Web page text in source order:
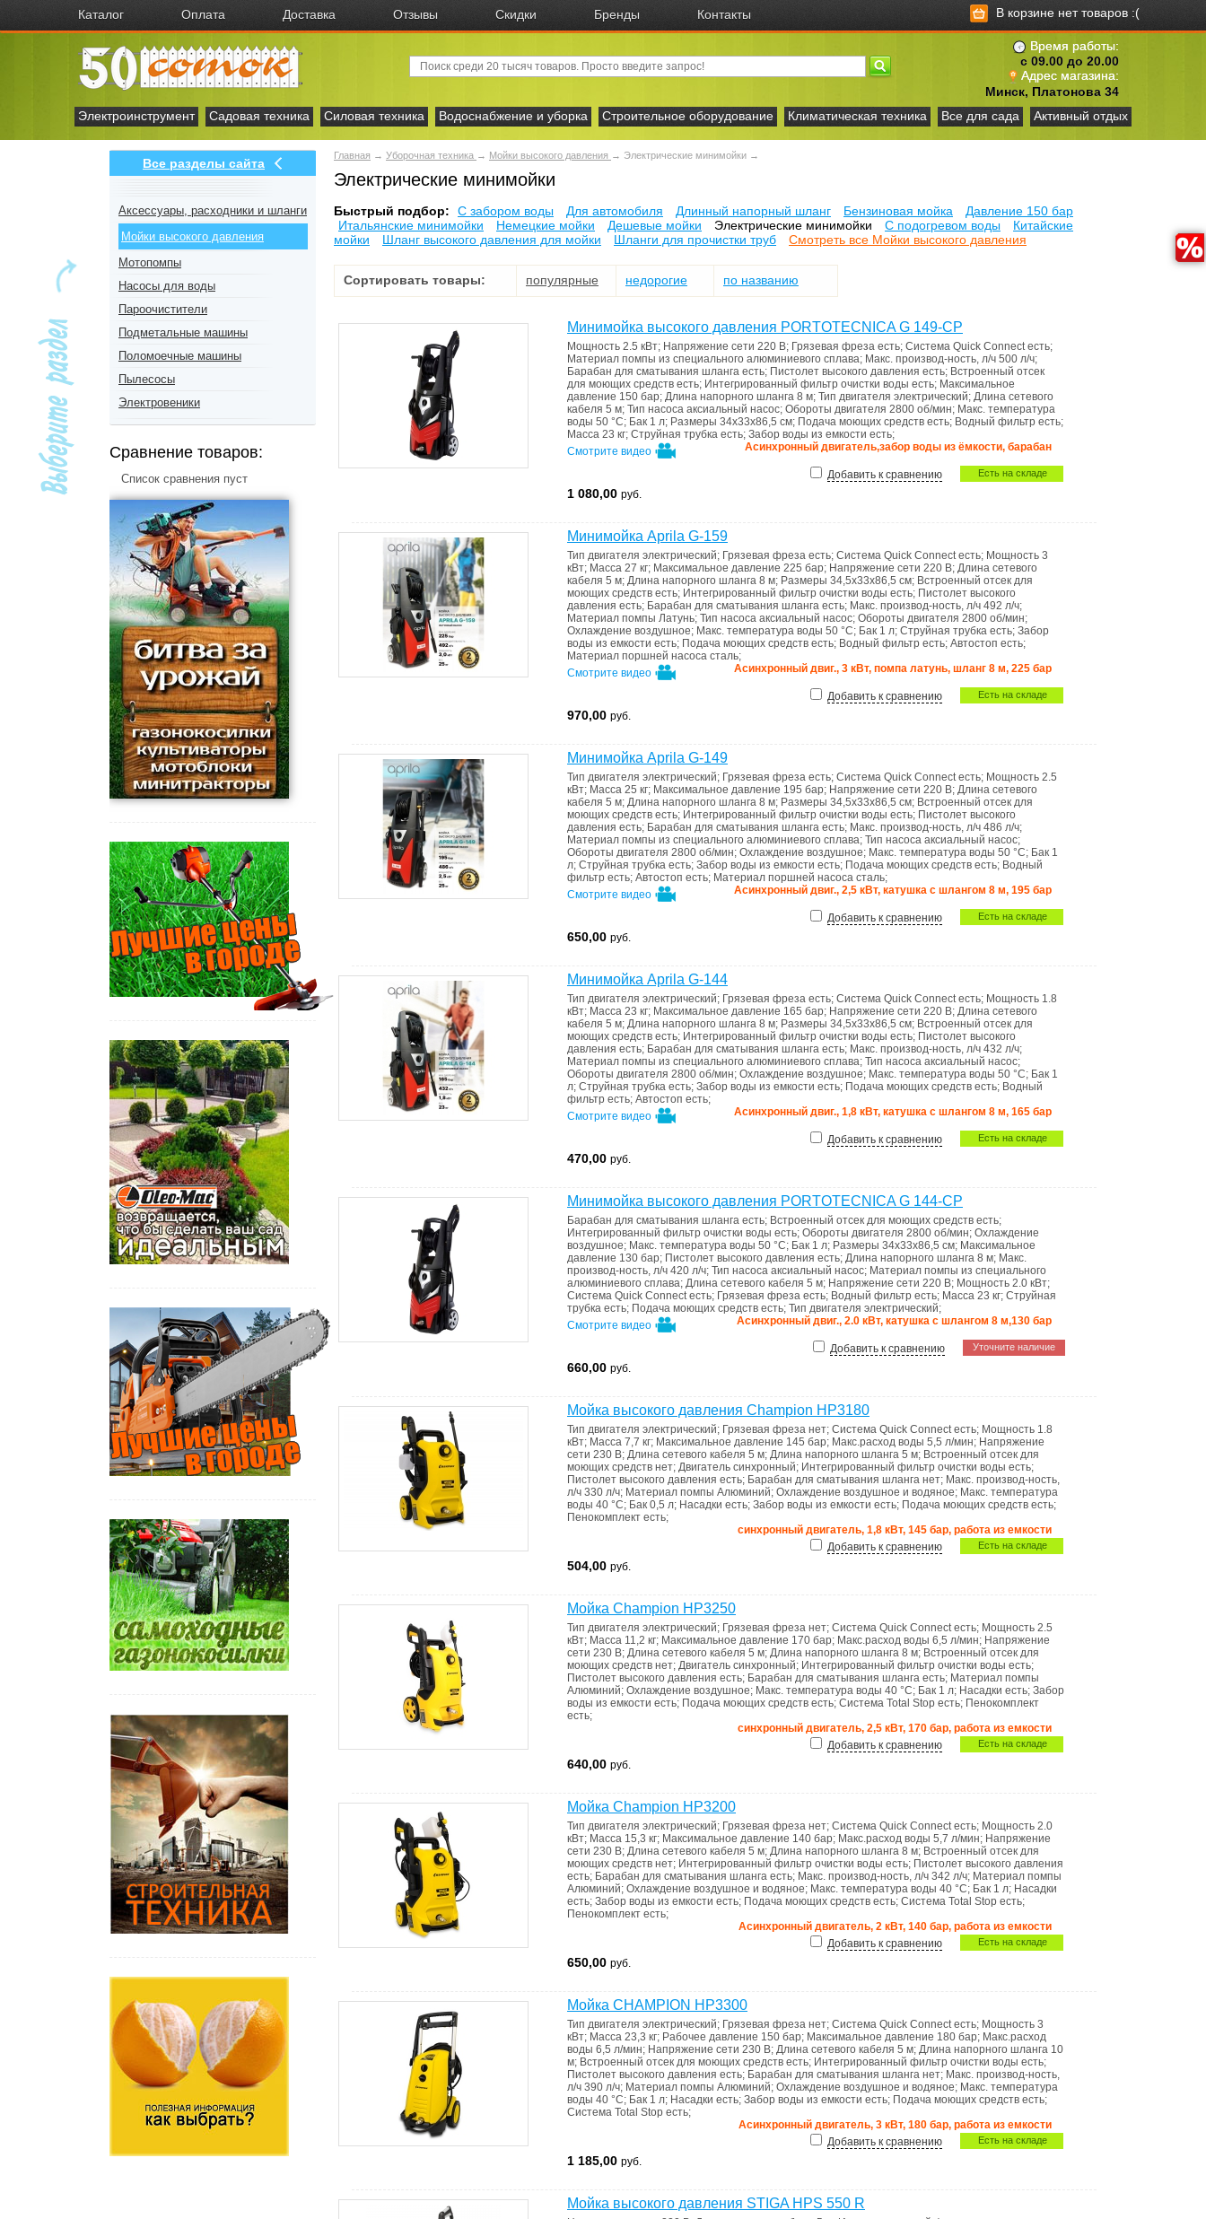
Каталог Оплата Доставка Отзывы Скидки Бренды Контакты В корзине нет товаров :(
Время работы:
с 09.00 до 20.00
Адрес магазина:
Минск, Платонова 34
Электроинструмент
Садовая техника Силовая техника Водоснабжение и уборка Строительное оборудование Климатическая техника Все для сада Активный отдых
Все разделы сайта
Аксесcуары, расходники и шланги
Мойки высокого давления
Мотопомпы
Насосы для воды
Пароочистители
Подметальные машины
Поломоечные машины
Пылесосы
Электровеники
Сравнение товаров:
Список сравнения пуст
Главная → Уборочная техника → Мойки высокого давления → Электрические минимойки →
Электрические минимойки
Быстрый подбор: C забором воды Для автомобиля Длинный напорный шланг Бензиновая мойка
Давление 150 бар
Итальянские минимойки
Немецкие мойки Дешевые мойки Электрические минимойки С подогревом воды
Китайские
мойки
Шланг высокого давления для мойки Шланги для прочистки труб Смотреть все Мойки высокого давления
Сортировать товары: популярные недорогие по названию
Минимойка высокого давления PORTOTECNICA G 149-CP
Мощность 2.5 кВт; Напряжение сети 220 В; Грязевая фреза есть; Система Quick Connectесть;
Материал помпы из специального алюминиевого сплава; Макс. производ-ность, л/ч 500 л/ч;
Барабан для сматывания шланга есть; Пистолет высокого давления есть; Встроенный отсек
для моющих средств есть; Интегрированный фильтр очистки воды есть; Максимальное
давление 150 бар; Длина напорного шланга 8 м; Тип двигателя электрический; Длина сетевого
кабеля 5 м; Тип насоса аксиальный насос; Обороты двигателя 2800 об/мин; Макс. температура
воды 50 °C; Бак 1 л; Размеры 34x33x86,5 см; Подача моющих средств есть; Водный фильтр есть;
Масса 23 кг; Струйная трубка есть; Забор воды из емкости есть;
Асинхронный двигатель,забор воды из ёмкости, барабан
Смотрите видео
Есть на складе
Добавить к сравнению
1 080,00 руб.
Минимойка Aprila G-159
Тип двигателя электрический; Грязевая фреза есть; Система Quick Connectесть; Мощность 3
кВт; Масса 27 кг; Максимальное давление 225 бар; Напряжение сети 220 В; Длина сетевого
кабеля 5 м; Длина напорного шланга 8 м; Размеры 34,5x33x86,5 см; Встроенный отсек для
моющих средств есть; Интегрированный фильтр очистки воды есть; Пистолет высокого
давления есть; Барабан для сматывания шланга есть; Макс. производ-ность, л/ч 492 л/ч;
Материал помпы Латунь; Тип насоса аксиальный насос; Обороты двигателя 2800 об/мин;
Охлаждение воздушное; Макс. температура воды 50 °C; Бак 1 л; Струйная трубка есть; Забор
воды из емкости есть; Подача моющих средств есть; Водный фильтр есть; Автостоп есть;
Материал поршней насоса сталь;
Асинхронный двиг., 3 кВт, помпа латунь, шланг 8 м, 225 бар
Смотрите видео
Есть на складе
Добавить к сравнению
970,00 руб.
Минимойка Aprila G-149
Тип двигателя электрический; Грязевая фреза есть; Система Quick Connectесть; Мощность 2.5
кВт; Масса 25 кг; Максимальное давление 195 бар; Напряжение сети 220 В; Длина сетевого
кабеля 5 м; Длина напорного шланга 8 м; Размеры 34,5x33x86,5 см; Встроенный отсек для
моющих средств есть; Интегрированный фильтр очистки воды есть; Пистолет высокого
давления есть; Барабан для сматывания шланга есть; Макс. производ-ность, л/ч 486 л/ч;
Материал помпы из специального алюминиевого сплава; Тип насоса аксиальный насос;
Обороты двигателя 2800 об/мин; Охлаждение воздушное; Макс. температура воды 50 °C; Бак 1
л; Струйная трубка есть; Забор воды из емкости есть; Подача моющих средств есть; Водный
фильтр есть; Автостоп есть; Материал поршней насоса сталь;
Асинхронный двиг., 2,5 кВт, катушка с шлангом 8 м, 195 бар
Смотрите видео
Есть на складе
Добавить к сравнению
650,00 руб.
Минимойка Aprila G-144
Тип двигателя электрический; Грязевая фреза есть; Система Quick Connectесть; Мощность 1.8
кВт; Масса 23 кг; Максимальное давление 165 бар; Напряжение сети 220 В; Длина сетевого
кабеля 5 м; Длина напорного шланга 8 м; Размеры 34,5x33x86,5 см; Встроенный отсек для
моющих средств есть; Интегрированный фильтр очистки воды есть; Пистолет высокого
давления есть; Барабан для сматывания шланга есть; Макс. производ-ность, л/ч 432 л/ч;
Материал помпы из специального алюминиевого сплава; Тип насоса аксиальный насос;
Обороты двигателя 2800 об/мин; Охлаждение воздушное; Макс. температура воды 50 °C; Бак 1
л; Струйная трубка есть; Забор воды из емкости есть; Подача моющих средств есть; Водный
фильтр есть; Автостоп есть;
Асинхронный двиг., 1,8 кВт, катушка с шлангом 8 м, 165 бар
Смотрите видео
Есть на складе
Добавить к сравнению
470,00 руб.
Минимойка высокого давления PORTOTECNICA G 144-CP
Барабан для сматывания шланга есть; Встроенный отсек для моющих средств есть;
Интегрированный фильтр очистки воды есть; Обороты двигателя 2800 об/мин; Охлаждение
воздушное; Макс. температура воды 50 °C; Бак 1 л; Размеры 34x33x86,5 см; Максимальное
давление 130 бар; Пистолет высокого давления есть; Длина напорного шланга 8 м; Макс.
производ-ность, л/ч 420 л/ч; Тип насоса аксиальный насос; Материал помпы из специального
алюминиевого сплава; Длина сетевого кабеля 5 м; Напряжение сети 220 В; Мощность 2.0 кВт;
Система Quick Connectесть; Грязевая фреза есть; Водный фильтр есть; Масса 23 кг; Струйная
трубка есть; Подача моющих средств есть; Тип двигателя электрический;
Асинхронный двиг., 2.0 кВт, катушка с шлангом 8 м,130 бар
Смотрите видео
Уточните наличие
Добавить к сравнению
660,00 руб.
Мойка высокого давления Champion HP3180
Тип двигателя электрический; Грязевая фреза нет; Система Quick Connectесть; Мощность 1.8
кВт; Масса 7,7 кг; Максимальное давление 145 бар; Макс.расход воды 5,5 л/мин; Напряжение
сети 230 В; Длина сетевого кабеля 5 м; Длина напорного шланга 5 м; Встроенный отсек для
моющих средств нет; Двигатель синхронный; Интегрированный фильтр очистки воды есть;
Пистолет высокого давления есть; Барабан для сматывания шланга нет; Макс. производ-ность,
л/ч 330 л/ч; Материал помпы Алюминий; Охлаждение воздушное и водяное; Макс. температура
воды 40 °С; Бак 0,5 л; Насадки есть; Забор воды из емкости есть; Подача моющих средств есть;
Пенокомплект есть;
синхронный двигатель, 1,8 кВт, 145 бар, работа из емкости
Есть на складе
Добавить к сравнению
504,00 руб.
Мойка Champion HP3250
Тип двигателя электрический; Грязевая фреза нет; Система Quick Connectесть; Мощность 2.5
кВт; Масса 11,2 кг; Максимальное давление 170 бар; Макс.расход воды 6,5 л/мин; Напряжение
сети 230 В; Длина сетевого кабеля 5 м; Длина напорного шланга 8 м; Встроенный отсек для
моющих средств нет; Двигатель синхронный; Интегрированный фильтр очистки воды есть;
Пистолет высокого давления есть; Барабан для сматывания шланга есть; Материал помпы
Алюминий; Охлаждение воздушное; Макс. температура воды 40 °С; Бак 1 л; Насадки есть; Забор
воды из емкости есть; Подача моющих средств есть; Система Total Stop есть; Пенокомплект
есть;
синхронный двигатель, 2,5 кВт, 170 бар, работа из емкости
Есть на складе
Добавить к сравнению
640,00 руб.
Мойка Champion HP3200
Тип двигателя электрический; Грязевая фреза нет; Система Quick Connectесть; Мощность 2.0
кВт; Масса 15,3 кг; Максимальное давление 140 бар; Макс.расход воды 5,7 л/мин; Напряжение
сети 230 В; Длина сетевого кабеля 5 м; Длина напорного шланга 8 м; Встроенный отсек для
моющих средств нет; Интегрированный фильтр очистки воды есть; Пистолет высокого давления
есть; Барабан для сматывания шланга есть; Макс. производ-ность, л/ч 342 л/ч; Материал помпы
Алюминий; Охлаждение воздушное и водяное; Макс. температура воды 40 °С; Бак 1 л; Насадки
есть; Забор воды из емкости есть; Подача моющих средств есть; Система Total Stop есть;
Пенокомплект есть;
Асинхронный двигатель, 2 кВт, 140 бар, работа из емкости
Есть на складе
Добавить к сравнению
650,00 руб.
Мойка CHAMPION HP3300
Тип двигателя электрический; Грязевая фреза нет; Система Quick Connectесть; Мощность 3
кВт; Масса 23,3 кг; Рабочее давление 150 бар; Максимальное давление 180 бар; Макс.расход
воды 6,5 л/мин; Напряжение сети 230 В; Длина сетевого кабеля 5 м; Длина напорного шланга 10
м; Встроенный отсек для моющих средств есть; Интегрированный фильтр очистки воды есть;
Пистолет высокого давления есть; Барабан для сматывания шланга нет; Макс. производ-ность,
л/ч 390 л/ч; Материал помпы Алюминий; Охлаждение воздушное и водяное; Макс. температура
воды 40 °С; Бак 1 л; Насадки есть; Забор воды из емкости есть; Подача моющих средств есть;
Система Total Stop есть;
Асинхронный двигатель, 3 кВт, 180 бар, работа из емкости
Есть на складе
Добавить к сравнению
1 185,00 руб.
Мойка высокого давления STIGA HPS 550 R